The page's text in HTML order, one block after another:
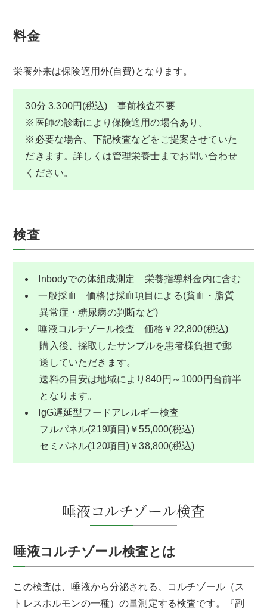
料金
栄養外来は保険適用外(自費)となります。
30分 3,300円(税込) 事前検査不要
※医師の診断により保険適用の場合あり。
※必要な場合、下記検査などをご提案させていた
だきます。詳しくは管理栄養士までお問い合わせ
ください。
検査
Inbodyでの体組成測定 栄養指導料金内に含む
一般採血 価格は採血項目による(貧血・脂質
異常症・糖尿病の判断など)
唾液コルチゾール検査 価格￥22,800(税込)
購入後、採取したサンプルを患者様負担で郵
送していただきます。
送料の目安は地域により840円～1000円台前半
となります。
IgG遅延型フードアレルギー検査
フルパネル(219項目)￥55,000(税込)
セミパネル(120項目)￥38,800(税込)
唾液コルチゾール検査
唾液コルチゾール検査とは
この検査は、唾液から分泌される、コルチゾール（ス
トレスホルモンの一種）の量測定する検査です。『副